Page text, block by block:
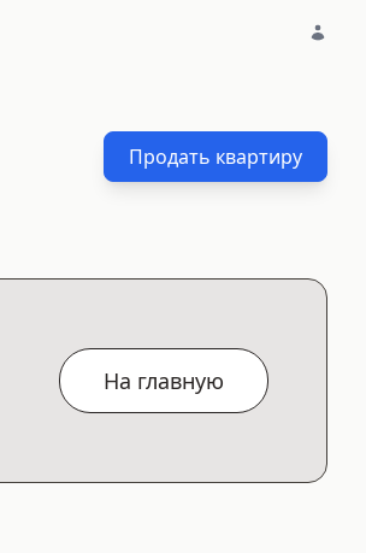
Продать квартиру
На главную